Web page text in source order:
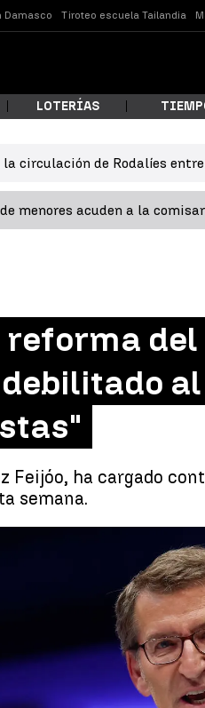
Damasco Tiroteo escuela Tailandia
estás
Buscar
LOTERÍAS
circulación de Rodalíes
menores acuden a la
Feijóo, ha cargado
semana.
Feijóo, tras la reforma